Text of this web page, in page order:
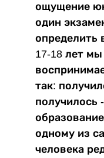
ощущение
один
определить
17-18 лет
так:
получилось
одному из
человека